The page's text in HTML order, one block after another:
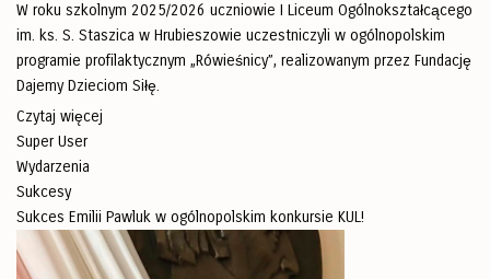
W roku szkolnym 2025/2026 uczniowie I Liceum Ogólnokształcącego
im. ks. S. Staszica w Hrubieszowie uczestniczyli w ogólnopolskim
programie profilaktycznym „Rówieśnicy”, realizowanym przez Fundację
Dajemy Dzieciom Siłę.
Czytaj więcej
Super User
Wydarzenia
Sukcesy
Sukces Emilii Pawluk w ogólnopolskim konkursie KUL!